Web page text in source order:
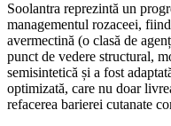
Soolantra reprezintă un
managementul rozaceei,
avermectină (o clasă de
punct de vedere structural,
semisintetică și a fost
optimizată, care nu doar
refacerea barierei cutanate